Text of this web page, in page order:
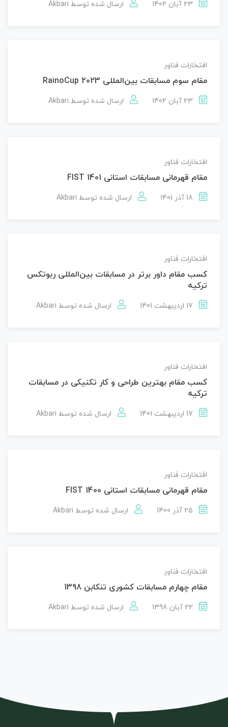
23 آبان 1402 ارسال شده توسط Akbari
افتخارات فناور
مقام سوم مسابقات بین‌المللی RainoCup 2023
23 آبان 1402 ارسال شده توسط Akbari
افتخارات فناور
مقام قهرمانی مسابقات استانی FIST 1401
18 آذر 1401 ارسال شده توسط Akbari
افتخارات فناور
کسب مقام داور برتر در مسابقات بین‌المللی ربوتکس
ترکیه
17 اردیبهشت 1401 ارسال شده توسط Akbari
افتخارات فناور
کسب مقام بهترین طراحی و کار تکنیکی در مسابقات
ترکیه
17 اردیبهشت 1401 ارسال شده توسط Akbari
افتخارات فناور
مقام قهرمانی مسابقات استانی FIST 1400
25 آذر 1400 ارسال شده توسط Akbari
افتخارات فناور
مقام چهارم مسابقات کشوری تنکابن 1398
22 آبان 1398 ارسال شده توسط Akbari